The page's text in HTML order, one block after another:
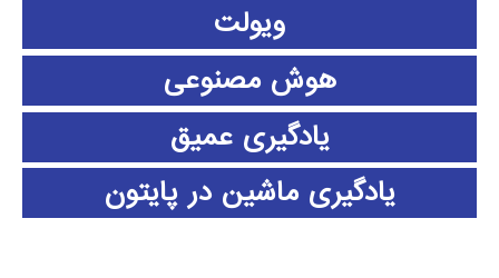
ویولت
هوش مصنوعی
یادگیری عمیق
یادگیری ماشین در پایتون